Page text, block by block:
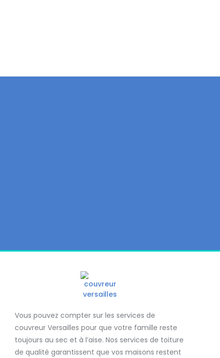
Vous pouvez compter sur les services de
couvreur Versailles pour que votre famille reste
toujours au sec et à l’aise. Nos services de toiture
de qualité garantissent que vos maisons restent